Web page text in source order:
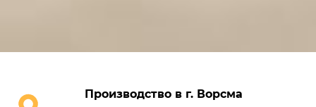
Производство в г. Ворсма